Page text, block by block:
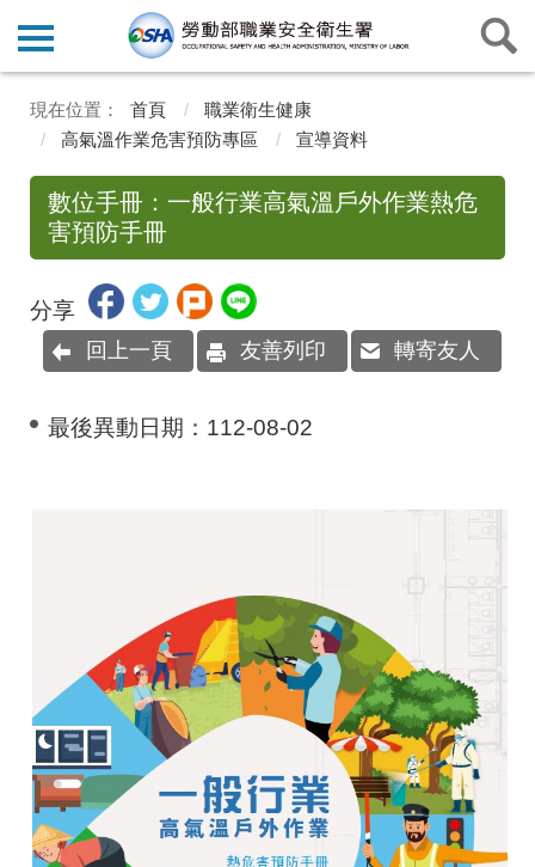
首頁
職業衛生健康
高氣溫作業危害預防專區
宣導資料
數位手冊：一般行業高氣溫戶外作業熱危
害預防手冊
分享
回上一頁 友善列印 轉寄友人
最後異動日期： 112-08-02